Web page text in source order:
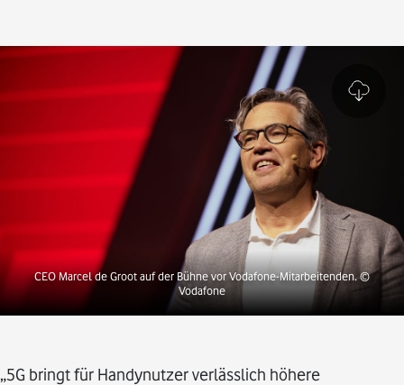
CEO Marcel de Groot auf der Bühne vor Vodafone-Mitarbeitenden. ©
Vodafone
„5G bringt für Handynutzer verlässlich höhere